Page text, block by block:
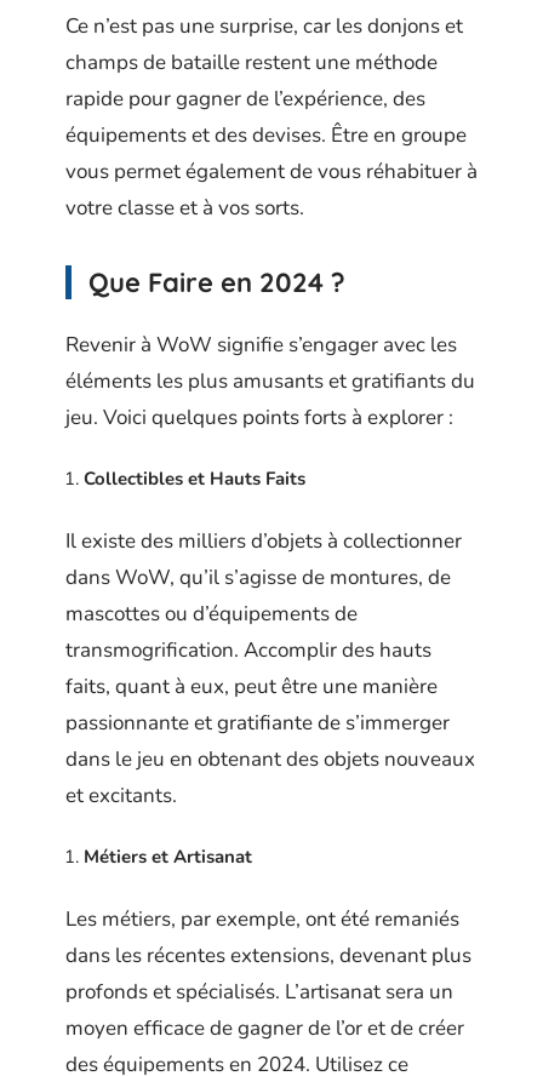
Ce n’est pas une surprise, car les donjons et
champs de bataille restent une méthode
rapide pour gagner de l’expérience, des
équipements et des devises. Être en groupe
vous permet également de vous réhabituer à
votre classe et à vos sorts.
Que Faire en 2024 ?
Revenir à WoW signifie s’engager avec les
éléments les plus amusants et gratifiants du
jeu. Voici quelques points forts à explorer :
Collectibles et Hauts Faits
Il existe des milliers d’objets à collectionner
dans WoW, qu’il s’agisse de montures, de
mascottes ou d’équipements de
transmogrification. Accomplir des hauts
faits, quant à eux, peut être une manière
passionnante et gratifiante de s’immerger
dans le jeu en obtenant des objets nouveaux
et excitants.
Métiers et Artisanat
Les métiers, par exemple, ont été remaniés
dans les récentes extensions, devenant plus
profonds et spécialisés. L’artisanat sera un
moyen efficace de gagner de l’or et de créer
des équipements en 2024. Utilisez ce